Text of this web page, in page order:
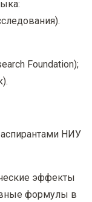
Foundation);
НИУ
эффекты
формулы в